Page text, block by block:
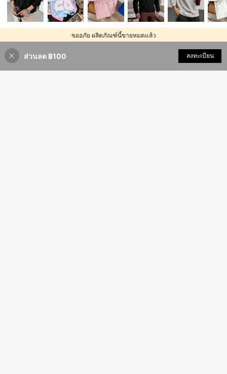
ขออภัย ผลิตภัณฑ์นี้ขายหมดแล้ว
ส่วนลด ฿100 ลงทะเบียน